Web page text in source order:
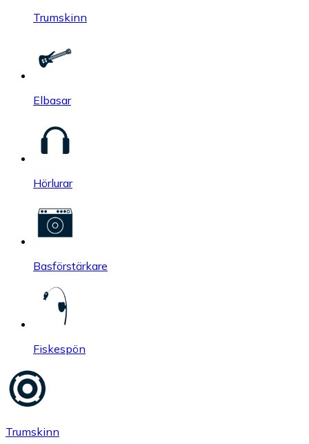
Trumskinn
Elbasar
Hörlurar
Basförstärkare
Fiskespön
Trumskinn